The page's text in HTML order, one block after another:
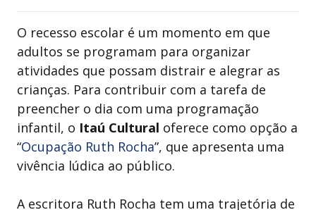
O recesso escolar é um momento em que
adultos se programam para organizar
atividades que possam distrair e alegrar as
crianças. Para contribuir com a tarefa de
preencher o dia com uma programação
infantil, o Itaú Cultural oferece como opção a
“Ocupação Ruth Rocha”, que apresenta uma
vivência lúdica ao público.
A escritora Ruth Rocha tem uma trajetória de